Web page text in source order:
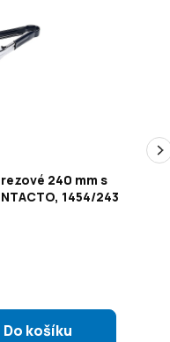
240 mm s
1454/243